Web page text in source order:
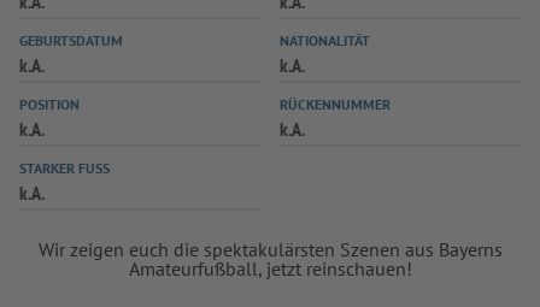
SPIELPLUS
GEBURTSDATUM
k.A.
NATIONALITÄT
k.A.
POSITION
k.A.
RÜCKENNUMMER
k.A.
STARKER FUSS
k.A.
Wir zeigen euch die spektakulärsten Szenen aus Bayerns
Amateurfußball, jetzt reinschauen!